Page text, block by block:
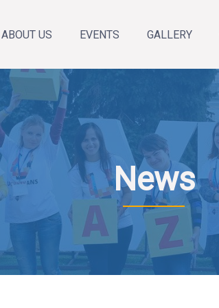
ABOUT US
About the organization
Annual Reports
Our team
EVENTS GALLERY
News